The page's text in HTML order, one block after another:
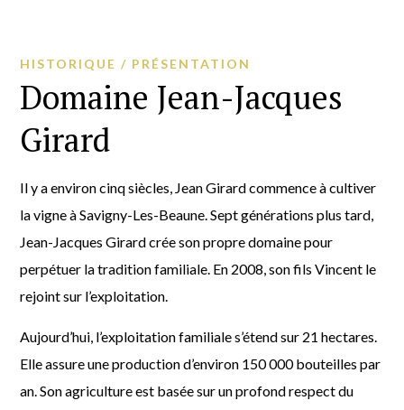
HISTORIQUE / PRÉSENTATION
Domaine Jean-Jacques
Girard
Il y a environ cinq siècles, Jean Girard commence à cultiver
la vigne à Savigny-Les-Beaune. Sept générations plus tard,
Jean-Jacques Girard crée son propre domaine pour
perpétuer la tradition familiale. En 2008, son fils Vincent le
rejoint sur l’exploitation.
Aujourd’hui, l’exploitation familiale s’étend sur 21 hectares.
Elle assure une production d’environ 150 000 bouteilles par
an. Son agriculture est basée sur un profond respect du